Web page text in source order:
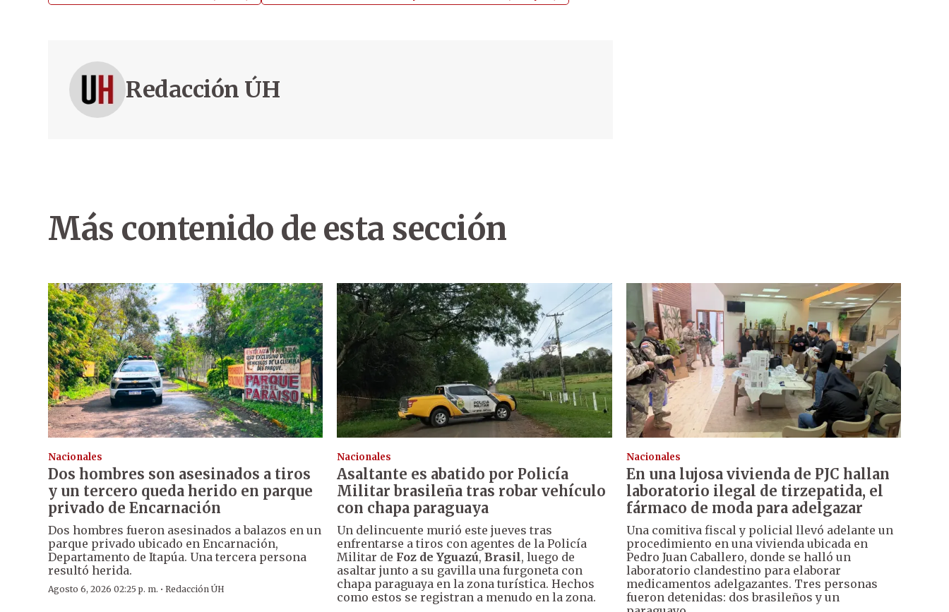
Redacción ÚH
Más contenido de esta sección
Nacionales
Dos hombres son asesinados a tiros
y un tercero queda herido en parque
privado de Encarnación
Dos hombres fueron asesinados a balazos en un
parque privado ubicado en Encarnación,
Departamento de Itapúa. Una tercera persona
resultó herida.
Agosto 6, 2026 02:25 p. m. · Redacción ÚH
Nacionales
Asaltante es abatido por Policía
Militar brasileña tras robar vehículo
con chapa paraguaya
Un delincuente murió este jueves tras
enfrentarse a tiros con agentes de la Policía
Militar de Foz de Yguazú,Brasil, luego de
asaltar junto a su gavilla una furgoneta con
chapa paraguaya en la zona turística. Hechos
como estos se registran a menudo en la zona.
Nacionales
En una lujosa vivienda de PJC hallan
laboratorio ilegal de tirzepatida, el
fármaco de moda para adelgazar
Una comitiva fiscal y policial llevó adelante un
procedimiento en una vivienda ubicada en
Pedro Juan Caballero, donde se halló un
laboratorio clandestino para elaborar
medicamentos adelgazantes. Tres personas
fueron detenidas: dos brasileños y un